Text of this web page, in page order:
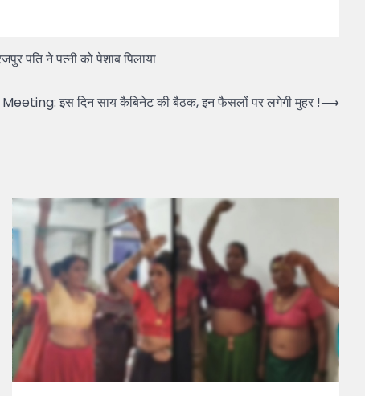
पति ने पत्नी को पेशाब पिलाया
इस दिन साय कैबिनेट की बैठक, इन फैसलों पर लगेगी मुहर !⟶